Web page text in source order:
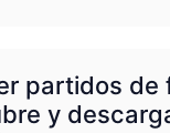
partidos de
y